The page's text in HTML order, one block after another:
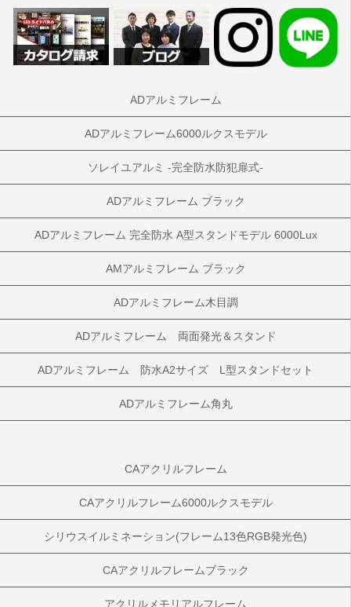
ADアルミフレーム
ADアルミフレーム6000ルクスモデル
ソレイユアルミ -完全防水防犯扉式-
ADアルミフレーム ブラック
ADアルミフレーム 完全防水 A型スタンドモデル 6000Lux
AMアルミフレーム ブラック
ADアルミフレーム木目調
ADアルミフレーム 両面発光＆スタンド
ADアルミフレーム 防水A2サイズ L型スタンドセット
ADアルミフレーム角丸
CAアクリルフレーム
CAアクリルフレーム6000ルクスモデル
シリウスイルミネーション(フレーム13色RGB発光色)
CAアクリルフレームブラック
アクリルメモリアルフレーム